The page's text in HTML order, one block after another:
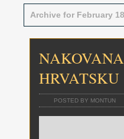
Archive for February
HRVATSKU
POSTED BY MONTUN